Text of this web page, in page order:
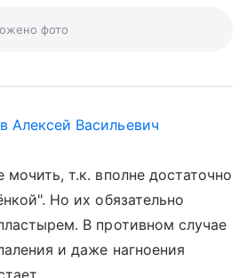
фото
Алексей Васильевич
т.к. вполне достаточно
Но их обязательно
В противном случае
и даже нагноения